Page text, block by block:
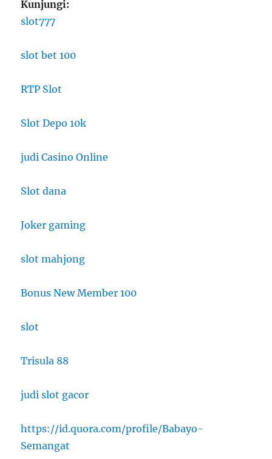
Kunjungi:
slot777
slot bet 100
RTP Slot
Slot Depo 10k
judi Casino Online
Slot dana
Joker gaming
slot mahjong
Bonus New Member 100
slot
Trisula 88
judi slot gacor
https://id.quora.com/profile/Babayo-
Semangat